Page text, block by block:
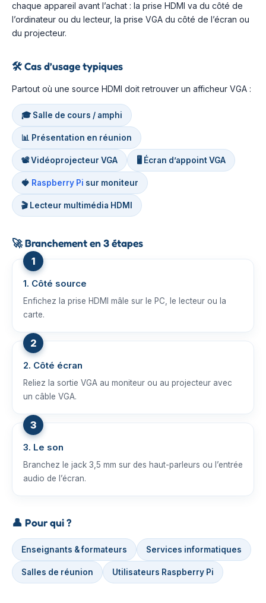
chaque appareil avant l’achat : la prise HDMI va du côté de
l’ordinateur ou du lecteur, la prise VGA du côté de l’écran ou
du projecteur.
🛠️Cas d’usage typiques
Partout où une source HDMI doit retrouver un afficheur VGA :
🎓 Salle de cours / amphi
📊 Présentation en réunion
📽️ Vidéoprojecteur VGA 🖥️ Écran d’appoint VGA
🍓 Raspberry Pi sur moniteur
🎬 Lecteur multimédia HDMI
🚀Branchement en 3 étapes
1. Côté source
Enfichez la prise HDMI mâle sur le PC, le lecteur ou la
carte.
2. Côté écran
Reliez la sortie VGA au moniteur ou au projecteur avec
un câble VGA.
3. Le son
Branchez le jack 3,5 mm sur des haut-parleurs ou l’entrée
audio de l’écran.
👤 Pour qui ?
Enseignants & formateurs Services informatiques
Salles de réunion Utilisateurs Raspberry Pi